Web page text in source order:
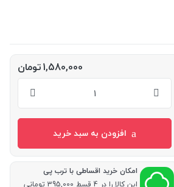
1,580,000تومان
افزودن به سبد خرید
امکان خرید اقساطی با ترب پی
این کالا را در 4 قسط 395,000 تومانی